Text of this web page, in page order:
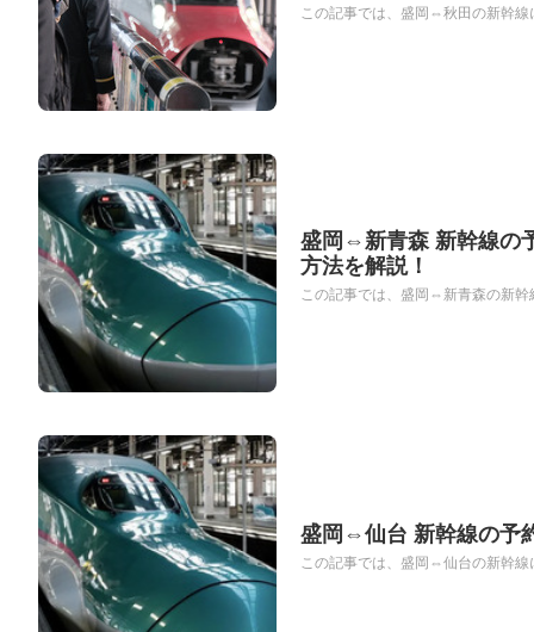
この記事では、盛岡⇔秋田の新幹線
盛岡⇔新青森 新幹線の
方法を解説！
この記事では、盛岡⇔新青森の新幹
盛岡⇔仙台 新幹線の予
この記事では、盛岡⇔仙台の新幹